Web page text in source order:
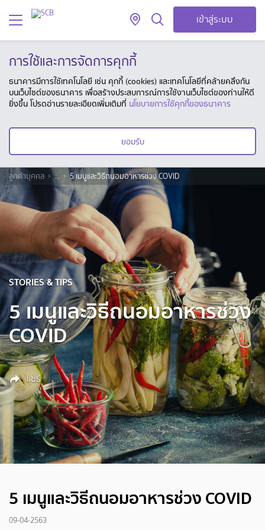
เข้าสู่ระบบ
การใช้และการจัดการคุกกี้
ธนาคารมีการใช้เทคโนโลยี เช่น คุกกี้ (cookies) และเทคโนโลยีที่คล้ายคลึงกัน
บนเว็บไซต์ของธนาคาร เพื่อสร้างประสบการณ์การใช้งานเว็บไซต์ของท่านให้ดี
ยิ่งขึ้น โปรดอ่านรายละเอียดเพิ่มเติมที่ นโยบายการใช้คุกกี้ของธนาคาร
ยอมรับ
ลูกค้าบุคคล ... 5 เมนูและวิธีถนอมอาหารช่วง COVID
STORIES & TIPS
5 เมนูและวิธีถนอมอาหารช่วง
COVID
แชร์
5 เมนูและวิธีถนอมอาหารช่วง COVID
09-04-2563